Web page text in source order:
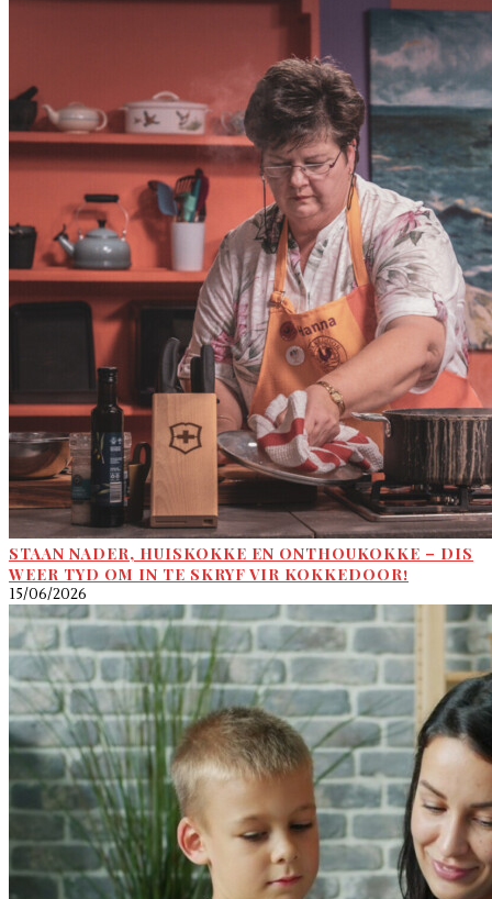
STAAN NADER, HUISKOKKE EN ONTHOUKOKKE – DIS
WEER TYD OM IN TE SKRYF VIR KOKKEDOOR!
15/06/2026